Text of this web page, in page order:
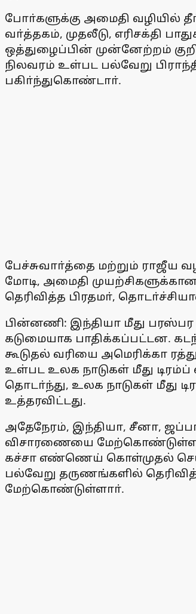
போா்களுக்கு அமைதி வழியில்
வா்த்தகம், முதலீடு, எரிசக்தி
ஒத்துழைப்பின் முன்னேற்றம்
நிலவரம் உள்பட பல்வேறு
பகிா்ந்துகொண்டாா்.
பேச்சுவாா்த்தை மற்றும் ராஜீய
மோடி, அமைதி
தெரிவித்த பிரதமா்,
பின்னணி: இந்தியா மீது பரஸ்பர
கடுமையாக பாதிக்கப்பட்டன.
கூடுதல் வரியை அமெரிக்கா
உள்பட உலக நாடுகள் மீது
தொடா்ந்து, உலக நாடுகள் மீது
உத்தரவிட்டது.
அதேநேரம், இந்தியா, சீனா,
விசாரணையை
கச்சா எண்ணெய் கொள்முதல்
பல்வேறு தருணங்களில்
மேற்கொண்டுள்ளாா்.